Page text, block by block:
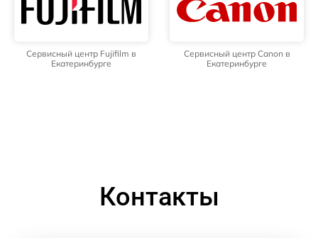
Сервисный центр Fujifilm в
Екатеринбурге
Сервисный центр Canon в
Екатеринбурге
Контакты